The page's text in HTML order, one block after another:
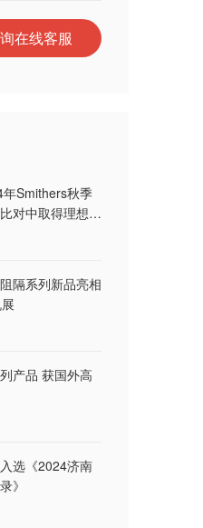
在线客服
Smithers秋季
对中取得理想成
隔系列新品亮相
产品 获国外高
选《2024济南
》